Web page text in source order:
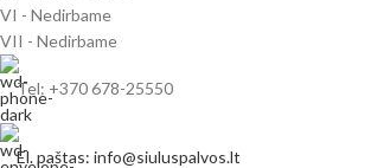
VI - Nedirbame
VII - Nedirbame
Tel: +370 678-25550
El. paštas: info@siuluspalvos.lt